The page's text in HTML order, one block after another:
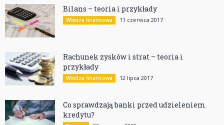
Bilans – teoria i przykłady
Wiedza finansowa 11 czerwca 2017
Rachunek zysków i strat – teoria i
przykłady
Wiedza finansowa 12 lipca 2017
Co sprawdzają banki przed udzieleniem
kredytu?